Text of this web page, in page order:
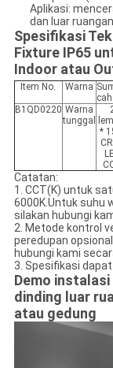
Aplikasi:
dan luar
Spesifikasi
Fixture IP65
Indoor atau
Item No. Warna
B1QD0220 Warna
tunggal
*
Catatan:
1. CCT(K) untuk
6000K.Untuk suhu
silakan hubungi
2. Metode kontrol
peredupan
hubungi kami
3. Spesifikasi
Demo
dinding luar
atau gedung